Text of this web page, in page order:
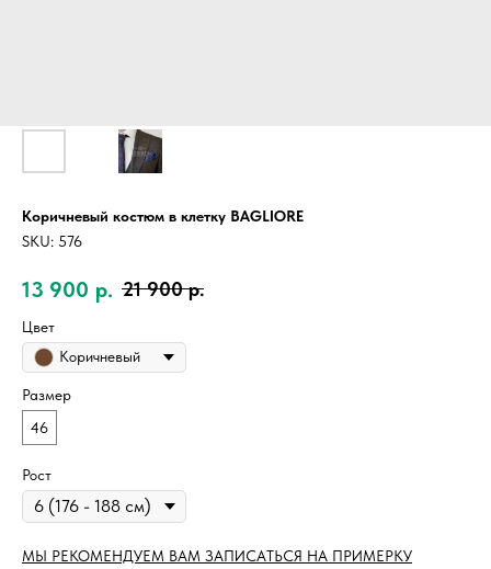
Коричневый костюм в клетку BAGLIORE
SKU: 576
13 900 р. 21 900 р.
Цвет
Коричневый
Размер
46
Рост
МЫ РЕКОМЕНДУЕМ ВАМ ЗАПИСАТЬСЯ НА ПРИМЕРКУ